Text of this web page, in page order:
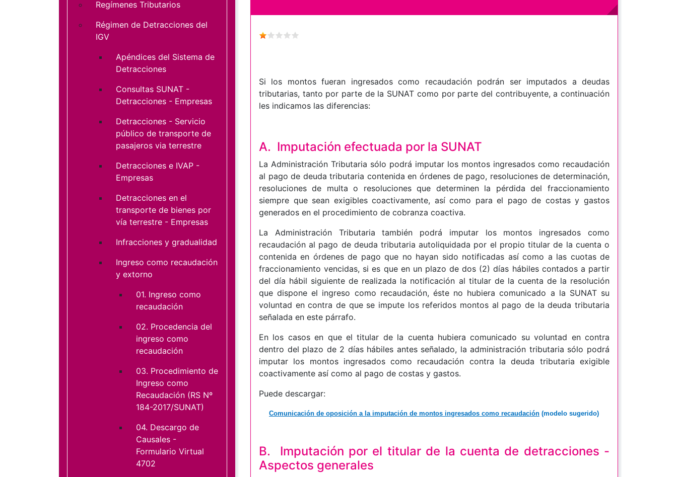
Si los montos fueran ingresados como recaudación podrán ser imputados a deudas
tributarias, tanto por parte de la SUNAT como por parte del contribuyente, a continuación
les indicamos las diferencias:
A. Imputación efectuada por la SUNAT
La Administración Tributaria sólo podrá imputar los montos ingresados como recaudación
al pago de deuda tributaria contenida en órdenes de pago, resoluciones de determinación,
resoluciones de multa o resoluciones que determinen la pérdida del fraccionamiento
siempre que sean exigibles coactivamente, así como para el pago de costas y gastos
generados en el procedimiento de cobranza coactiva.
La Administración Tributaria también podrá imputar los montos ingresados como
recaudación al pago de deuda tributaria autoliquidada por el propio titular de la cuenta o
contenida en órdenes de pago que no hayan sido notificadas así como a las cuotas de
fraccionamiento vencidas, si es que en un plazo de dos (2) días hábiles contados a partir
del día hábil siguiente de realizada la notificación al titular de la cuenta de la resolución
que dispone el ingreso como recaudación, éste no hubiera comunicado a la SUNAT su
voluntad en contra de que se impute los referidos montos al pago de la deuda tributaria
señalada en este párrafo.
En los casos en que el titular de la cuenta hubiera comunicado su voluntad en contra
dentro del plazo de 2 días hábiles antes señalado, la administración tributaria sólo podrá
imputar los montos ingresados como recaudación contra la deuda tributaria exigible
coactivamente así como al pago de costas y gastos.
Puede descargar:
Comunicación de oposición a la imputación de montos ingresados como recaudación(modelo sugerido)
B. Imputación por el titular de la cuenta de detracciones -
Aspectos generales
Regímenes Tributarios
Régimen de Detracciones del
IGV
Apéndices del Sistema de
Detracciones
Consultas SUNAT -
Detracciones - Empresas
Detracciones - Servicio
público de transporte de
pasajeros via terrestre
Detracciones e IVAP -
Empresas
Detracciones en el
transporte de bienes por
vía terrestre - Empresas
Infracciones y gradualidad
Ingreso como recaudación
y extorno
01. Ingreso como
recaudación
02. Procedencia del
ingreso como
recaudación
03. Procedimiento de
Ingreso como
Recaudación (RS Nº
184-2017/SUNAT)
04. Descargo de
Causales -
Formulario Virtual
4702